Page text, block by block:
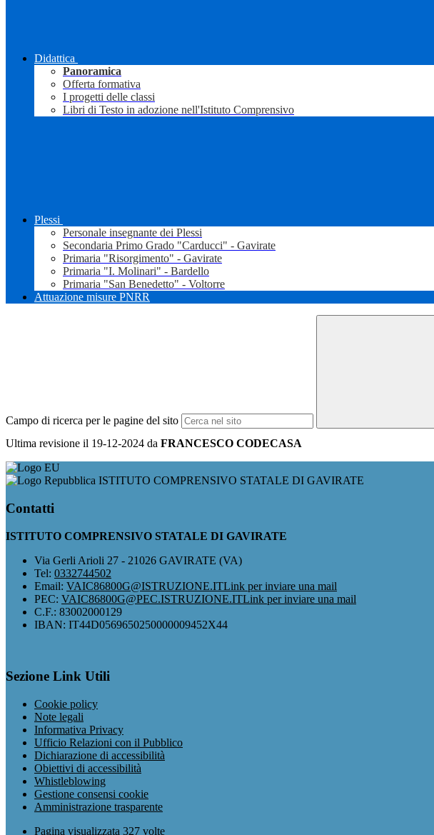
Didattica
Panoramica
Offerta formativa
I progetti delle classi
Libri di Testo in adozione nell'Istituto Comprensivo
Plessi
Personale insegnante dei Plessi
Secondaria Primo Grado "Carducci" - Gavirate
Primaria "Risorgimento" - Gavirate
Primaria "I. Molinari" - Bardello
Primaria "San Benedetto" - Voltorre
Attuazione misure PNRR
Campo di ricerca per le pagine del sito
Ultima revisione il 19-12-2024 da FRANCESCO CODECASA
ISTITUTO COMPRENSIVO STATALE DI GAVIRATE
Contatti
ISTITUTO COMPRENSIVO STATALE DI GAVIRATE
Via Gerli Arioli 27 - 21026 GAVIRATE (VA)
Tel: 0332744502
Email: VAIC86800G@ISTRUZIONE.ITLink per inviare una mail
PEC: VAIC86800G@PEC.ISTRUZIONE.ITLink per inviare una mail
C.F.: 83002000129
IBAN: IT44D0569650250000009452X44
Sezione Link Utili
Cookie policy
Note legali
Informativa Privacy
Ufficio Relazioni con il Pubblico
Dichiarazione di accessibilità
Obiettivi di accessibilità
Whistleblowing
Gestione consensi cookie
Amministrazione trasparente
Pagina visualizzata 327 volte